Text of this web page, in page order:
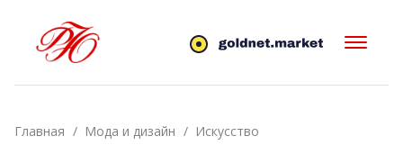
Главная Мода и дизайн Искусство